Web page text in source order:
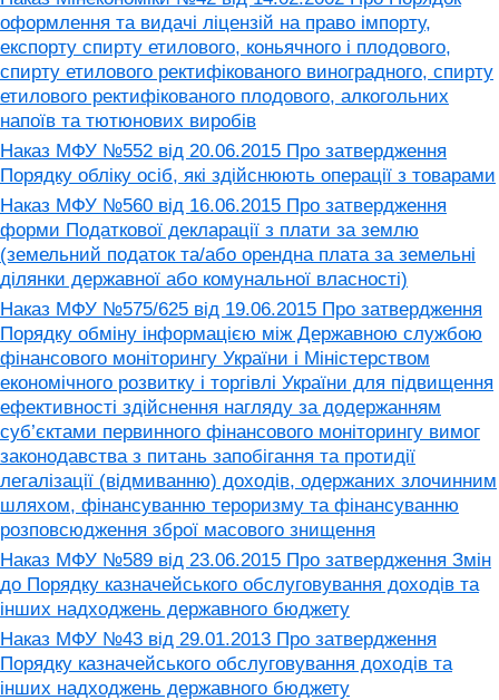
оформлення та видачі ліцензій на право імпорту,
експорту спирту етилового, коньячного і плодового,
спирту етилового ректифікованого виноградного, спирту
етилового ректифікованого плодового, алкогольних
напоїв та тютюнових виробів
Наказ МФУ №552 від 20.06.2015 Про затвердження
Порядку обліку осіб, які здійснюють операції з товарами
Наказ МФУ №560 від 16.06.2015 Про затвердження
форми Податкової декларації з плати за землю
(земельний податок та/або орендна плата за земельні
ділянки державної або комунальної власності)
Наказ МФУ №575/625 від 19.06.2015 Про затвердження
Порядку обміну інформацією між Державною службою
фінансового моніторингу України і Міністерством
економічного розвитку і торгівлі України для підвищення
ефективності здійснення нагляду за додержанням
суб’єктами первинного фінансового моніторингу вимог
законодавства з питань запобігання та протидії
легалізації (відмиванню) доходів, одержаних злочинним
шляхом, фінансуванню тероризму та фінансуванню
розповсюдження зброї масового знищення
Наказ МФУ №589 від 23.06.2015 Про затвердження Змін
до Порядку казначейського обслуговування доходів та
інших надходжень державного бюджету
Наказ МФУ №43 від 29.01.2013 Про затвердження
Порядку казначейського обслуговування доходів та
інших надходжень державного бюджету